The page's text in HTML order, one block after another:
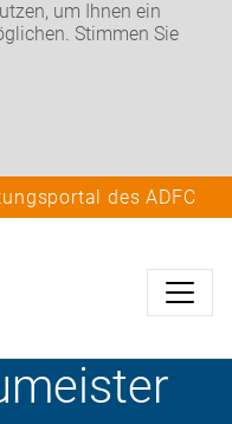
um Ihnen ein
Stimmen Sie
des ADFC